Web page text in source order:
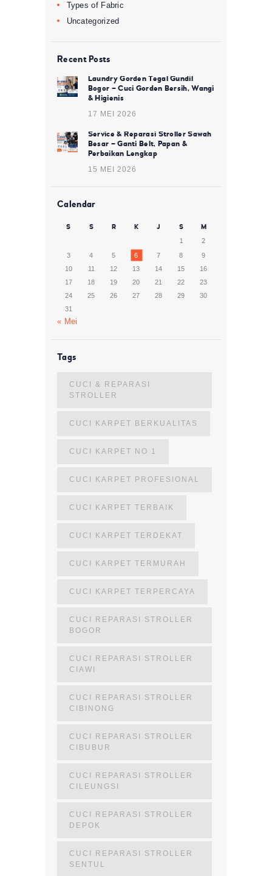
Types of Fabric
Uncategorized
Recent Posts
Laundry Gorden Tegal Gundil
Bogor – Cuci Gorden Bersih, Wangi
& Higienis
17 MEI 2026
Service & Reparasi Stroller Sawah
Besar – Ganti Belt, Papan &
Perbaikan Lengkap
15 MEI 2026
Calendar
S S R K J S
M
1
2
3 4 5 6 7 8
9
10
11 12 13 14 15
16
17
18 19 20 21 22
23
24
25 26 27 28 29
30
31
« Mei
Tags
CUCI & REPARASI
STROLLER
CUCI KARPET BERKUALITAS
CUCI KARPET NO 1
CUCI KARPET PROFESIONAL
CUCI KARPET TERBAIK
CUCI KARPET TERDEKAT
CUCI KARPET TERMURAH
CUCI KARPET TERPERCAYA
CUCI REPARASI STROLLER
BOGOR
CUCI REPARASI STROLLER
CIAWI
CUCI REPARASI STROLLER
CIBINONG
CUCI REPARASI STROLLER
CIBUBUR
CUCI REPARASI STROLLER
CILEUNGSI
CUCI REPARASI STROLLER
DEPOK
CUCI REPARASI STROLLER
SENTUL